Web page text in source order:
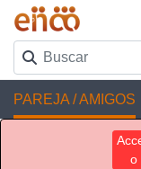
PAREJA / AMIGOS
o